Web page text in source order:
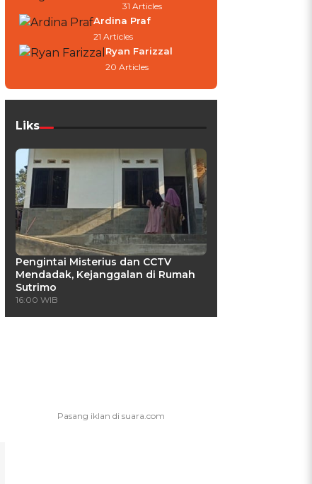
31 Articles
Ardina Praf
21 Articles
Ryan Farizzal
20 Articles
Liks
Pengintai Misterius dan CCTV
Mendadak, Kejanggalan di Rumah
Sutrimo
16:00 WIB